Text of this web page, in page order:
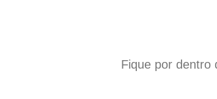
Fique por dentro